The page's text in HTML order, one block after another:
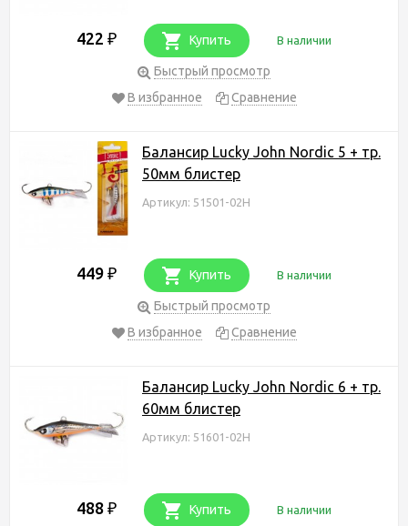
422 ₽ Купить В наличии
Быстрый просмотр
В избранное
Сравнение
Балансир Lucky John Nordic 5 + тр.
50мм блистер
Артикул: 51501-02H
449 ₽ Купить В наличии
Быстрый просмотр
В избранное
Сравнение
Балансир Lucky John Nordic 6 + тр.
60мм блистер
Артикул: 51601-02H
488 ₽ Купить В наличии